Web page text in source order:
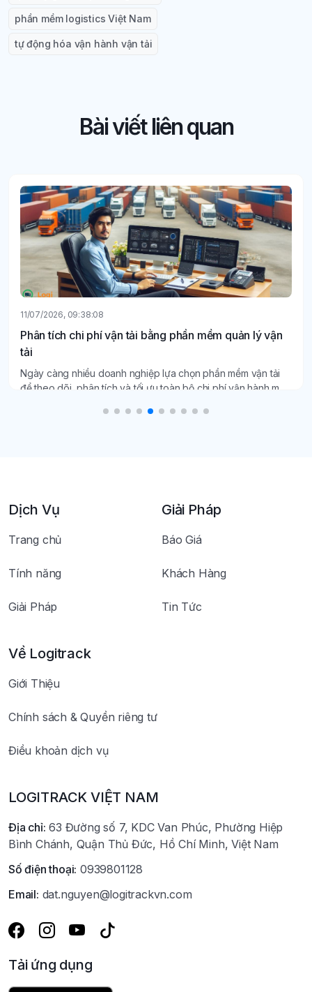
phần mềm logistics Việt Nam
tự động hóa vận hành vận tải
Bài viết liên quan
11/07/2026, 09:38:08
Phân tích chi phí vận tải bằng phần mềm quản lý vận
tải
Ngày càng nhiều doanh nghiệp lựa chọn phần mềm vận tải
để theo dõi, phân tích và tối ưu toàn bộ chi phí vận hành một
Dịch Vụ
Trang chủ
Tính năng
Giải Pháp
Giải Pháp
Báo Giá
Khách Hàng
Tin Tức
Về Logitrack
Giới Thiệu
Chính sách & Quyền riêng tư
Điều khoản dịch vụ
LOGITRACK VIỆT NAM
Địa chỉ: 63 Đường số 7, KDC Van Phúc, Phường Hiệp
Bình Chánh, Quận Thủ Đức, Hồ Chí Minh, Việt Nam
Số điện thoại: 0939801128
Email: dat.nguyen@logitrackvn.com
Tải ứng dụng